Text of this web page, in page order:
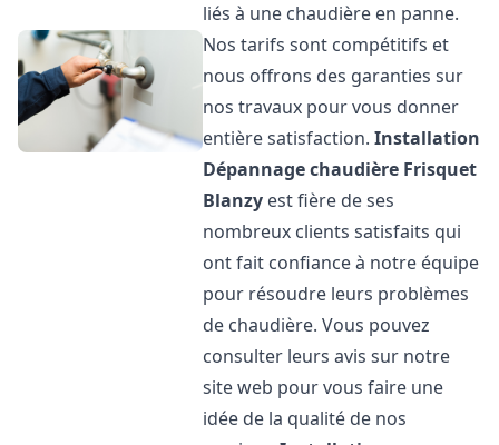
liés à une chaudière en panne.
Nos tarifs sont compétitifs et
nous offrons des garanties sur
nos travaux pour vous donner
entière satisfaction.Installation
Dépannage chaudière Frisquet
Blanzy est fière de ses
nombreux clients satisfaits qui
ont fait confiance à notre équipe
pour résoudre leurs problèmes
de chaudière. Vous pouvez
consulter leurs avis sur notre
site web pour vous faire une
idée de la qualité de nos